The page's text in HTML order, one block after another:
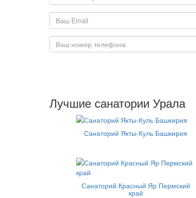
Лучшие санатории Урала
Санаторий Якты-Куль Башкирия
Санаторий Красный Яр Пермский
край